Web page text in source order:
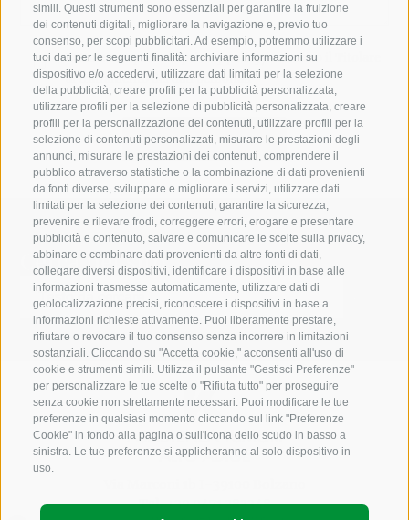
simili. Questi strumenti sono essenziali per garantire la fruizione
dei contenuti digitali, migliorare la navigazione e, previo tuo
consenso, per scopi pubblicitari. Ad esempio, potremmo utilizzare i
tuoi dati per le seguenti finalità: archiviare informazioni su
dispositivo e/o accedervi, utilizzare dati limitati per la selezione
della pubblicità, creare profili per la pubblicità personalizzata,
utilizzare profili per la selezione di pubblicità personalizzata, creare
profili per la personalizzazione dei contenuti, utilizzare profili per la
selezione di contenuti personalizzati, misurare le prestazioni degli
annunci, misurare le prestazioni dei contenuti, comprendere il
pubblico attraverso statistiche o la combinazione di dati provenienti
da fonti diverse, sviluppare e migliorare i servizi, utilizzare dati
limitati per la selezione dei contenuti, garantire la sicurezza,
prevenire e rilevare frodi, correggere errori, erogare e presentare
pubblicità e contenuto, salvare e comunicare le scelte sulla privacy,
abbinare e combinare dati provenienti da altre fonti di dati,
collegare diversi dispositivi, identificare i dispositivi in base alle
informazioni trasmesse automaticamente, utilizzare dati di
geolocalizzazione precisi, riconoscere i dispositivi in base a
informazioni richieste attivamente. Puoi liberamente prestare,
rifiutare o revocare il tuo consenso senza incorrere in limitazioni
sostanziali. Cliccando su "Accetta cookie," acconsenti all'uso di
cookie e strumenti simili. Utilizza il pulsante "Gestisci Preferenze"
per personalizzare le tue scelte o "Rifiuta tutto" per proseguire
senza cookie non strettamente necessari. Puoi modificare le tue
preferenze in qualsiasi momento cliccando sul link "Preferenze
Cookie" in fondo alla pagina o sull'icona dello scudo in basso a
sinistra. Le tue preferenze si applicheranno al solo dispositivo in
uso.
Letto e compreso laprivacy policy, autorizzo il Titolare
al trattamento dei dati personali
Cerca nel sito
Tel.+39 0471 283348